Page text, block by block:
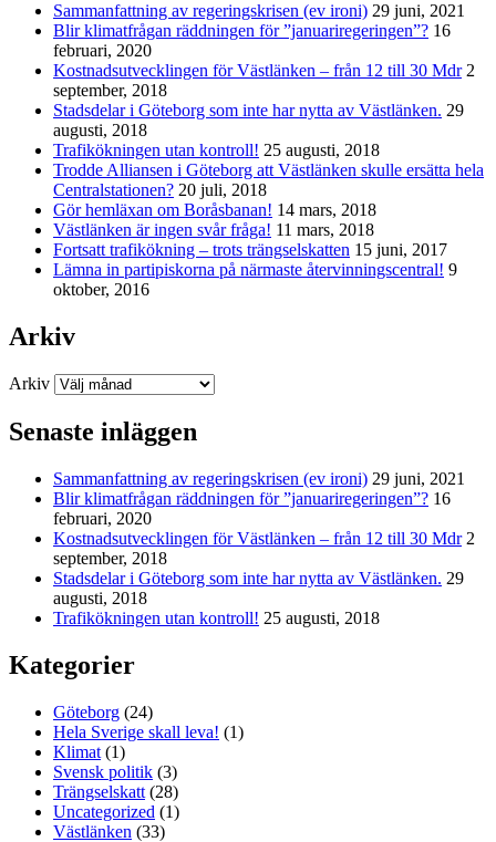
Sammanfattning av regeringskrisen (ev ironi) 29 juni, 2021
Blir klimatfrågan räddningen för ”januariregeringen”? 16
februari, 2020
Kostnadsutvecklingen för Västlänken – från 12 till 30 Mdr 2
september, 2018
Stadsdelar i Göteborg som inte har nytta av Västlänken. 29
augusti, 2018
Trafikökningen utan kontroll! 25 augusti, 2018
Trodde Alliansen i Göteborg att Västlänken skulle ersätta hela
Centralstationen? 20 juli, 2018
Gör hemläxan om Boråsbanan! 14 mars, 2018
Västlänken är ingen svår fråga! 11 mars, 2018
Fortsatt trafikökning – trots trängselskatten 15 juni, 2017
Lämna in partipiskorna på närmaste återvinningscentral! 9
oktober, 2016
Arkiv
Arkiv
Senaste inläggen
Sammanfattning av regeringskrisen (ev ironi) 29 juni, 2021
Blir klimatfrågan räddningen för ”januariregeringen”? 16
februari, 2020
Kostnadsutvecklingen för Västlänken – från 12 till 30 Mdr 2
september, 2018
Stadsdelar i Göteborg som inte har nytta av Västlänken. 29
augusti, 2018
Trafikökningen utan kontroll! 25 augusti, 2018
Kategorier
Göteborg (24)
Hela Sverige skall leva! (1)
Klimat (1)
Svensk politik (3)
Trängselskatt (28)
Uncategorized (1)
Västlänken (33)